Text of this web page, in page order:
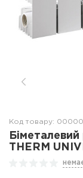
Код товару:
THERM